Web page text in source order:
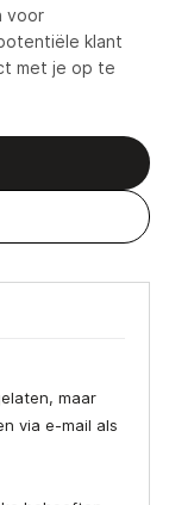
maar
via e-mail als
voor
klant
met je op te